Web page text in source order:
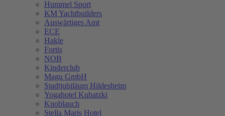
Hummel Sport
KM Yachtbuilders
Auswärtiges Amt
ECE
Hakle
Fortis
NOB
Kinderclub
Magu GmbH
Stadtjubiläum Hildesheim
Yogahotel Kubatzki
Knoblauch
Stella Maris Hotel